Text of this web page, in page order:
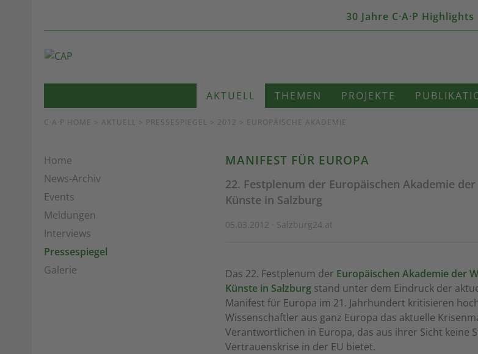
30 Jahre C·A·P Highlights
AKTUELL THEMEN PROJEKTE
C·A·P HOME > AKTUELL > PRESSESPIEGEL > 2012 > EUROPÄISCHE AKADEMIE
Home
News-Archiv
Events
Meldungen
Interviews
Pressespiegel
Galerie
MANIFEST FÜR EUROPA
22. Festplenum der Europäischen Akademie
Künste in Salzburg
05.03.2012 · Salzburg24.at
Das 22. Festplenum der Europäischen Akademie der
Künste in Salzburg stand unter dem Eindruck der
Manifest für Europa im 21. Jahrhundert kritisieren
Wissenschaftler aus ganz Europa das aktuelle
Verantwortlichen in Europa, das aus ihrer Sicht keine
Vertrauenskrise in der EU bietet.